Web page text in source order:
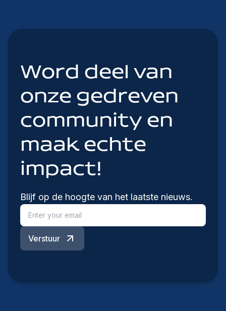
Word deel van
onze gedreven
community en
maak echte
impact!
Blijf op de hoogte van het laatste nieuws.
Verstuur